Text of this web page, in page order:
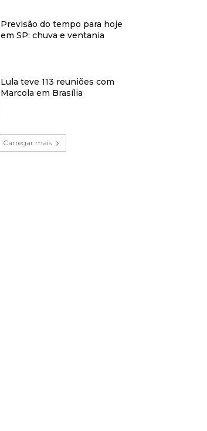
Previsão do tempo para hoje
em SP: chuva e ventania
Lula teve 113 reuniões com
Marcola em Brasília
Carregar mais